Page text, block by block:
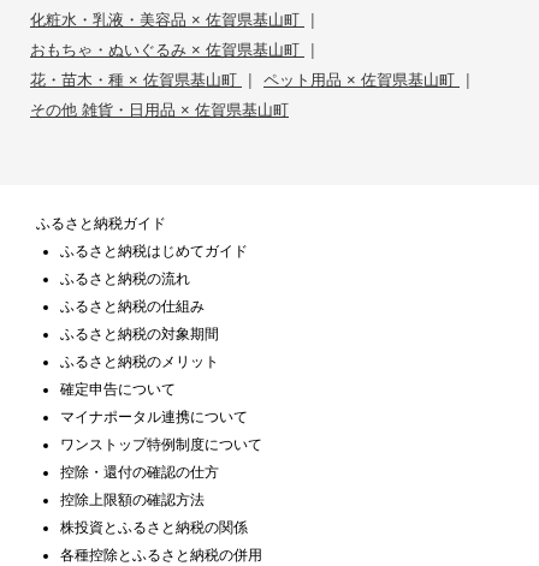
化粧水・乳液・美容品 × 佐賀県基山町 |
おもちゃ・ぬいぐるみ × 佐賀県基山町 |
花・苗木・種 × 佐賀県基山町 | ペット用品 × 佐賀県基山町 |
その他 雑貨・日用品 × 佐賀県基山町
ふるさと納税ガイド
ふるさと納税はじめてガイド
ふるさと納税の流れ
ふるさと納税の仕組み
ふるさと納税の対象期間
ふるさと納税のメリット
確定申告について
マイナポータル連携について
ワンストップ特例制度について
控除・還付の確認の仕方
控除上限額の確認方法
株投資とふるさと納税の関係
各種控除とふるさと納税の併用